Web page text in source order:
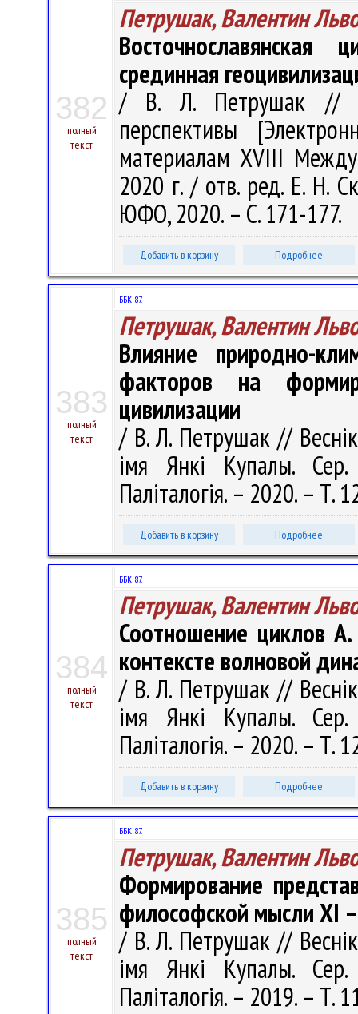
382
полный
текст
Петрушак, Валентин
Восточнославянская
срединная
/ В. Л. Петрушак //
перспективы
материалам XVIII
2020 г. / отв. ред. Е. Н.
ЮФО, 2020. – С. 171-177.
Добавить в корзину Подробнее
383
полный
текст
ББК 87.
Петрушак, Валентин
Влияние природно-
факторов на
цивилизации
/ В. Л. Петрушак // Веснік
імя Янкі Купалы. Сер.
Паліталогія. – 2020. –
Добавить в корзину Подробнее
384
полный
текст
ББК 87.
Петрушак, Валентин
Соотношение циклов
контексте волновой
/ В. Л. Петрушак // Веснік
імя Янкі Купалы. Сер.
Паліталогія. – 2020. –
Добавить в корзину Подробнее
385
полный
текст
ББК 87.
Петрушак, Валентин
Формирование
философской мысли XI
/ В. Л. Петрушак // Веснік
імя Янкі Купалы. Сер.
Паліталогія. – 2019. –